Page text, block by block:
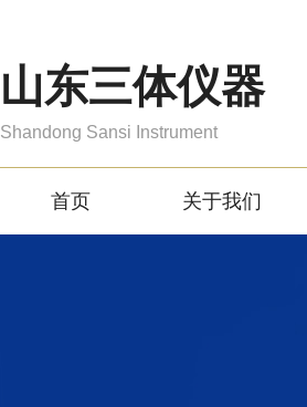
山东三体仪器
Shandong Sansi Instrument
首页 关于我们